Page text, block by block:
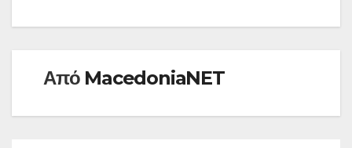
Από MacedoniaNET